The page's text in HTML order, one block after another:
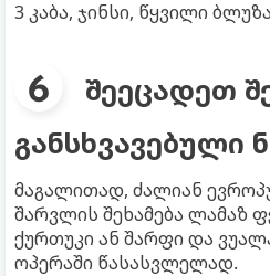
3 კაბა, ჯინსი, წყვილი
შეეცადეთ
განსხვავებული
მაგალითად, ძალიან
შარვლის შეხამება ლამაზ
ქურთუკი ან შარფი და
ოპერაში წასასვლელად.